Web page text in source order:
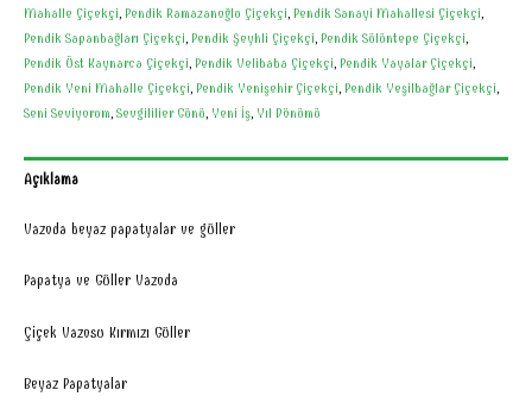
Mahalle Çiçekçi, Pendik Ramazanoğlu Çiçekçi, Pendik Sanayi Mahallesi Çiçekçi,
Pendik Sapanbağları Çiçekçi, Pendik Şeyhli Çiçekçi, Pendik Sülüntepe Çiçekçi,
Pendik Üst Kaynarca Çiçekçi, Pendik Velibaba Çiçekçi, Pendik Yayalar Çiçekçi,
Pendik Yeni Mahalle Çiçekçi, Pendik Yenişehir Çiçekçi, Pendik Yeşilbağlar Çiçekçi,
Seni Seviyorum, Sevgililier Günü, Yeni İş, Yıl Dönümü
Açıklama
Vazoda beyaz papatyalar ve güller
Papatya ve Güller Vazoda
Çiçek Vazosu Kırmızı Güller
Beyaz Papatyalar